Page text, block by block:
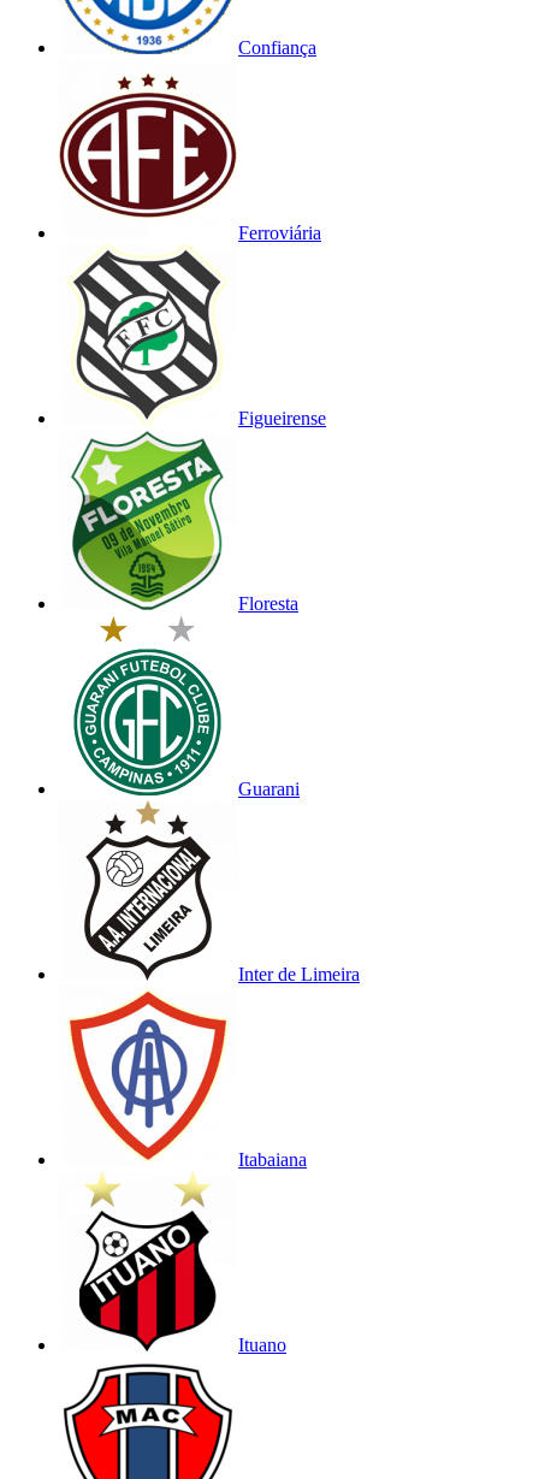
Confiança
Ferroviária
Figueirense
Floresta
Guarani
Inter de Limeira
Itabaiana
Ituano